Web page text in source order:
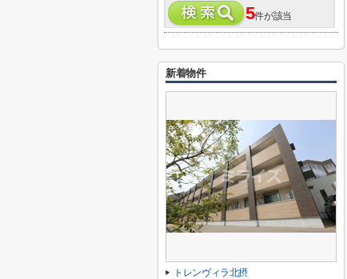
5件が該当
新着物件
トレンヴィラ北摂